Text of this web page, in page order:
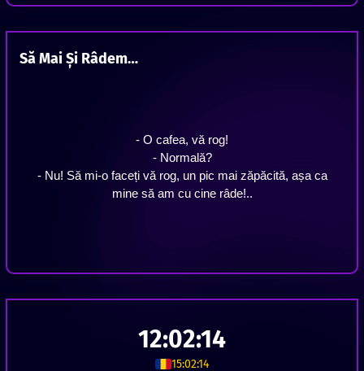
Să Mai Și Râdem…
- O cafea, vă rog!
- Normală?
- Nu! Să mi-o faceți vă rog, un pic mai zăpăcită, așa ca
mine să am cu cine râde!..
12:02:15
15:02:15